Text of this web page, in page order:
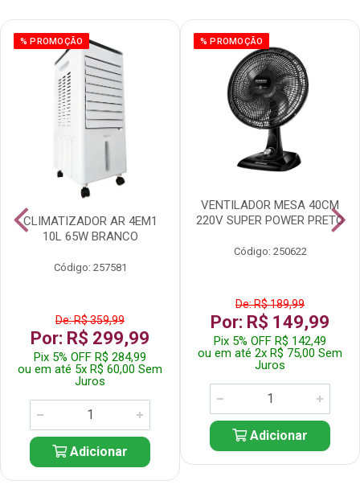
% PROMOÇÃO
CLIMATIZADOR AR 4EM1
10L 65W BRANCO
Código: 257581
De: R$ 359,99
Por: R$ 299,99
Pix 5% OFF R$ 284,99
ou em até 5x R$ 60,00 Sem
Juros
Adicionar
% PROMOÇÃO
VENTILADOR MESA 40CM
220V SUPER POWER PRETO
Código: 250622
De: R$ 189,99
Por: R$ 149,99
Pix 5% OFF R$ 142,49
ou em até 2x R$ 75,00 Sem
Juros
Adicionar